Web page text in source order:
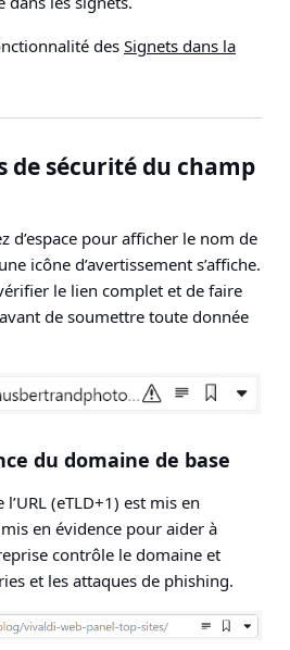
des Signets dans la
de sécurité du champ
d’espace pour afficher le nom de
une icône d’avertissement s’affiche.
le lien complet et de faire
de soumettre toute donnée
du domaine de base
(eTLD+1) est mis en
en évidence pour aider à
contrôle le domaine et
et les attaques de phishing.